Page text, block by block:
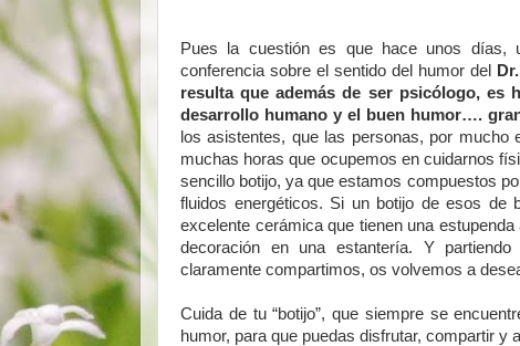
Pues la cuestión es que hace unos días,
conferencia sobre el sentido del humor del
resulta que además de ser psicólogo, es
desarrollo humano y el buen humor….
los asistentes, que las personas, por
muchas horas que ocupemos en cuidarnos
sencillo botijo, ya que estamos compuestos
fluidos energéticos. Si un botijo de esos de
excelente cerámica que tienen una
decoración en una estantería. Y
claramente compartimos, os volvemos a
Cuida de tu “botijo”, que siempre se
humor, para que puedas disfrutar, compartir y